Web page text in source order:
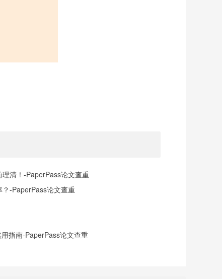
清！-PaperPass论文查重
-PaperPass论文查重
指南-PaperPass论文查重